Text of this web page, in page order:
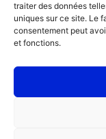
traiter des données
uniques sur ce site. Le
consentement peut
et fonctions.
Mentions légales